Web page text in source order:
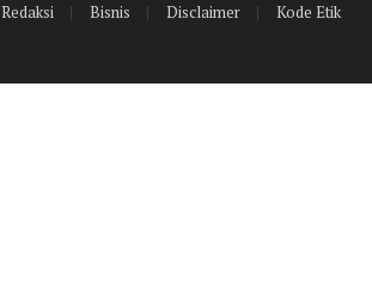
Redaksi Bisnis Disclaimer Kode Etik